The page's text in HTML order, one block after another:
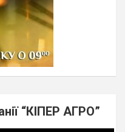
“КІПЕР АГРО”